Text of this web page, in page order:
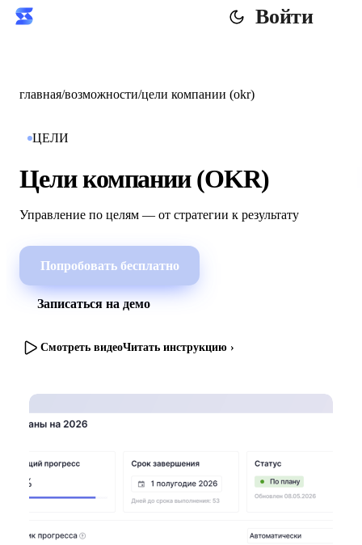
Войти
главная/возможности/цели компании (оkr)
ЦЕЛИ
Цели компании (ОKR)
Управление по целям — от стратегии к результату
Попробовать бесплатно
Записаться на демо
Смотреть видеоЧитать инструкцию ›